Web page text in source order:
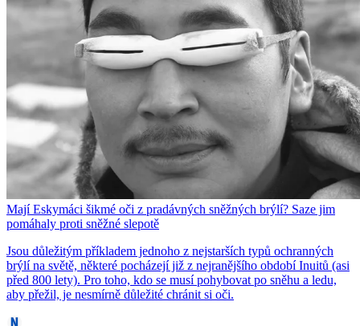
Mají Eskymáci šikmé oči z pradávných sněžných brýlí? Saze jim
pomáhaly proti sněžné slepotě
Jsou důležitým příkladem jednoho z nejstarších typů ochranných
brýlí na světě, některé pocházejí již z nejranějšího období Inuitů (asi
před 800 lety). Pro toho, kdo se musí pohybovat po sněhu a ledu,
aby přežil, je nesmírně důležité chránit si oči.